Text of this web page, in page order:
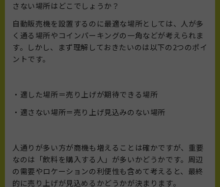
さない場所はどこでしょうか？
自動販売機を設置するのに最適な場所としては、人が多
く通る場所やコインパーキングの一角などが考えられま
す。しかし、まず理解しておきたいのは以下の2つのポイ
ントです。
・適した場所＝売り上げが期待できる場所
・適さない場所＝売り上げ見込みのない場所
人通りが多い方が商機も増えることは確かですが、重要
なのは「飲料を購入する人」が多いかどうかです。周辺
の需要やロケーションの利便性も含めて考えると、最終
的に売り上げが見込めるかどうかが決まります。